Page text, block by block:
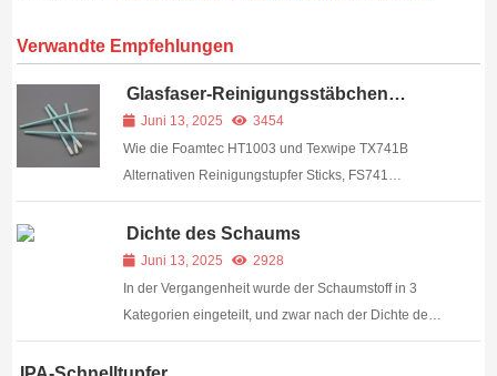
Verwandte Empfehlungen
Glasfaser-Reinigungsstäbchen
FS741
Juni 13, 2025
3454
Wie die Foamtec HT1003 und Texwipe TX741B
Alternativen Reinigungstupfer Sticks, FS741
zunehmend heißer Wahl für die Reinigung von
Glasfaser-Optik werden. Ich muss zuerst etwas über
Glasfasern sagen und dann werde ich Ihnen eines
unserer besten Reinigungsstäbchen vorstellen...
Dichte des Schaums
Juni 13, 2025
2928
In der Vergangenheit wurde der Schaumstoff in 3
Kategorien eingeteilt, und zwar nach der Dichte des
Schaumstoffs, die in kg/m3 angegeben wird, d. h.
nach dem Gewicht pro Kubikmeter des Schwamms.